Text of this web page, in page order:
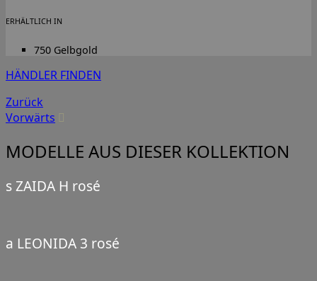
ERHÄLTLICH IN
750 Gelbgold
HÄNDLER FINDEN
Zurück
Vorwärts
MODELLE AUS DIESER KOLLEKTION
s ZAIDA H rosé
a LEONIDA 3 rosé